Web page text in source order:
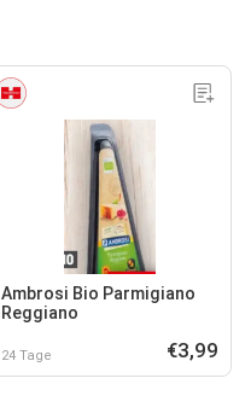
Ambrosi Bio Parmigiano
Reggiano
24 Tage €3,99